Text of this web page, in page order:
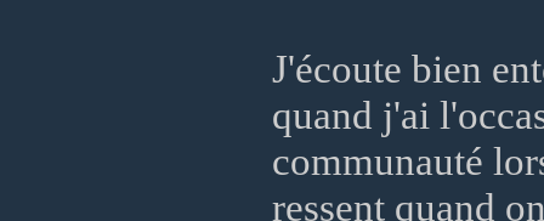
J'écoute bien
quand j'ai
communauté
ressent quand